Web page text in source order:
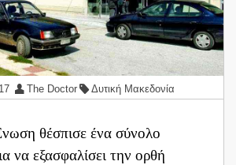
The Doctor Δυτική Μακεδονία
θέσπισε ένα σύνολο
να εξασφαλίσει την ορθή